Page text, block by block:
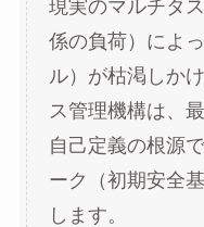
現実のマルチタ
係の負荷）によ
ル）が枯渇しか
ス管理機構は、
自己定義の根源
ーク（初期安全
します。